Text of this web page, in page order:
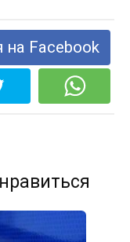
на Facebook